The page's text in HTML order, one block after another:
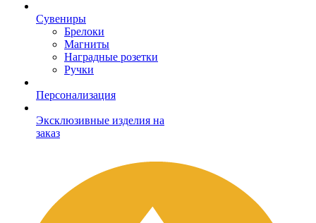
Сувениры
Брелоки
Магниты
Наградные розетки
Ручки
Персонализация
Эксклюзивные изделия на
заказ